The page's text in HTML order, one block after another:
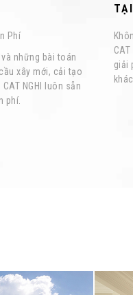
Phí
những bài toán
xây mới, cải tạo
NGHI luôn sẵn
phí.
giải
LIÊN HỆ TƯ VẤN /
Quý khách vui lòng cung cấp
HỌ VÀ TÊN QUÝ KHÁCH